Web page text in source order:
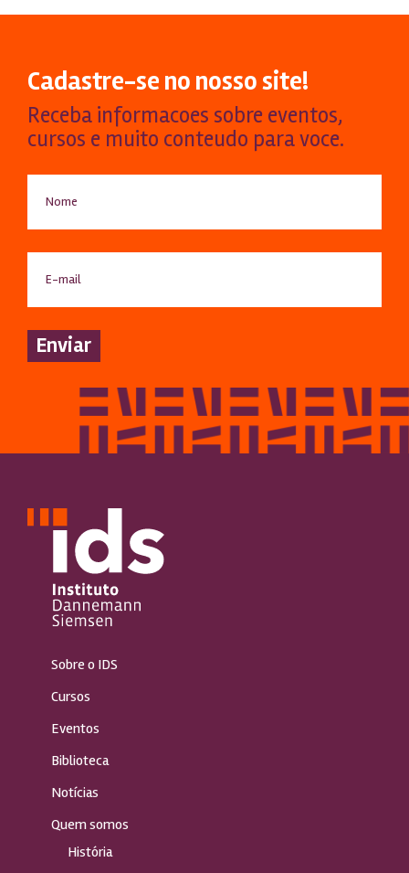
Cadastre-se no nosso site!
Receba informacoes sobre eventos,
cursos e muito conteudo para voce.
Sobre o IDS
Cursos
Eventos
Biblioteca
Notícias
Quem somos
História